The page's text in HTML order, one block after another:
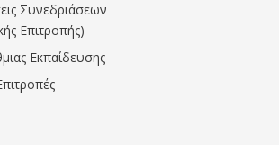
Συνεδριάσεων
Επιτροπής)
Εκπαίδευσης